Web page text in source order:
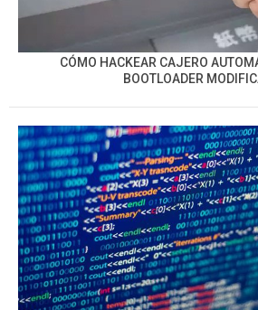
CÓMO HACKEAR CAJERO
BOOTLOADER